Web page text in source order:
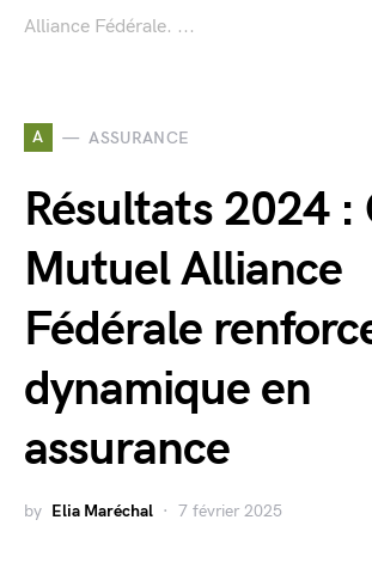
Alliance Fédérale. ...
A ASSURANCE
Résultats 2024 :
Mutuel Alliance
Fédérale
dynamique en
assurance
by Elia Maréchal 7 février 2025